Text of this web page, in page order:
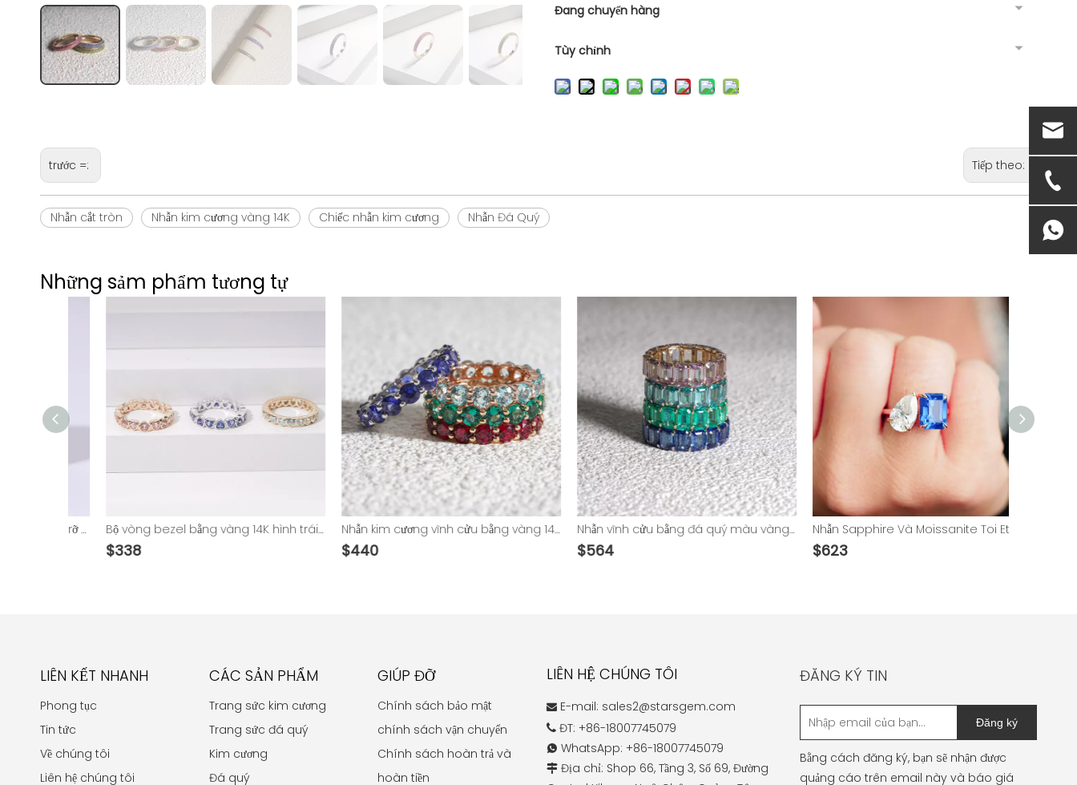
Đang chuyển hàng
Tùy chỉnh
trước =: Tiếp theo:
Nhẫn cắt tròn Nhẫn kim cương vàng 14K Chiếc nhẫn kim cương Nhẫn Đá Quý
Những sảm phẩm tương tự
Bộ vòng bezel bằng vàng 14K hình trái tim được trồng trong phòng thí nghiệm Nhẫn kim cương vĩnh cửu
338
Nhẫn kim cương vĩnh cửu bằng vàng 14K hình tròn cắt rực rỡ
440
Nhẫn vĩnh cửu bằng đá quý màu vàng 14K trong phòng thí nghiệm
564
Nhẫn Sapphire Và Moissanite Toi Et Moi 14K Soild Gold Lab
623
LIÊN KẾT NHANH
Phong tục
Tin tức
Về chúng tôi
Liên hệ chúng tôi
CÁC SẢN PHẨM
Trang sức kim cương
Trang sức đá quý
Kim cương
Đá quý
GIÚP ĐỠ
Chính sách bảo mật
chính sách vận chuyển
Chính sách hoàn trả và
hoàn tiền
LIÊN HỆ CHÚNG TÔI
E-mail: sales2@starsgem.com
ĐT: +86-18007745079
 WhatsApp: +86-18007745079
Địa chỉ: Shop 66, Tầng 3, Số 69, Đường
ĐĂNG KÝ TIN
Đăng ký
Bằng cách đăng ký, bạn sẽ nhận được
quảng cáo trên email này và báo giá